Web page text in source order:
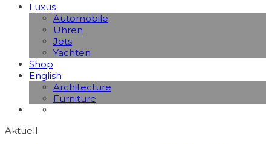
Luxus
Automobile
Uhren
Jets
Yachten
Shop
English
Architecture
Furniture
Aktuell